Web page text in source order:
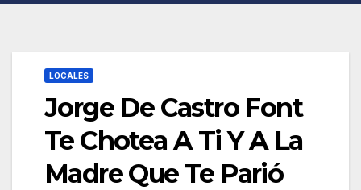
LOCALES
Jorge De Castro Font
Te Chotea A Ti Y A La
Madre Que Te Parió